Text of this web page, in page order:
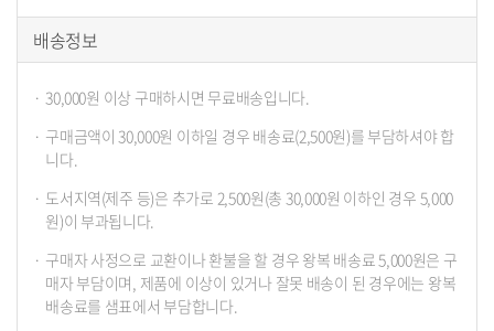
배송정보
30,000원 이상 구매하시면 무료배송입니다.
구매금액이 30,000원 이하일 경우 배송료(2,500원)를 부담하셔야 합
니다.
도서지역(제주 등)은 추가로 2,500원(총 30,000원 이하인 경우 5,000
원)이 부과됩니다.
구매자 사정으로 교환이나 환불을 할 경우 왕복 배송료 5,000원은 구
매자 부담이며, 제품에 이상이 있거나 잘못 배송이 된 경우에는 왕복
배송료를 샘표에서 부담합니다.